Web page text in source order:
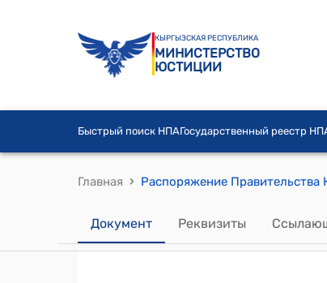
КЫРГЫЗСКАЯ РЕСПУБЛИКА
МИНИСТЕРСТВО
ЮСТИЦИИ
Быстрый поиск НПАГосударственный реестр
Главная ›
Документ Реквизиты